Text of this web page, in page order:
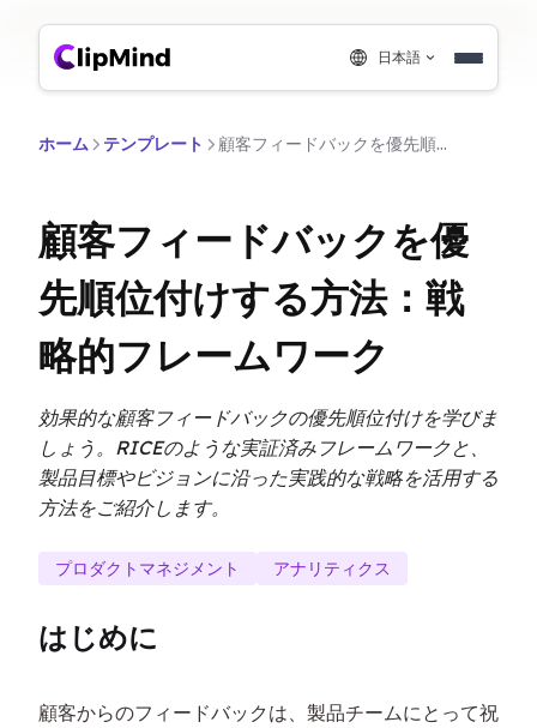
日本語
ホーム テンプレート 顧客フィードバックを優先順位付けする方法：戦略的フレームワーク
顧客フィードバックを優
先順位付けする方法：戦
略的フレームワーク
効果的な顧客フィードバックの優先順位付けを学びま
しょう。RICEのような実証済みフレームワークと、
製品目標やビジョンに沿った実践的な戦略を活用する
方法をご紹介します。
プロダクトマネジメント アナリティクス
はじめに
顧客からのフィードバックは、製品チームにとって祝